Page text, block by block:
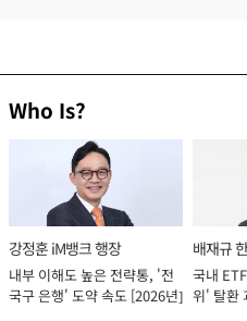
Who Is?
강정훈 iM뱅크 행장
내부 이해도 높은 전략통, '전
국구 은행' 도약 속도 [2026년]
배재규
표이사
국내
위' 탈환